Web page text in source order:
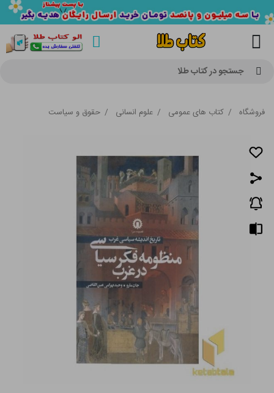
جستجو در کتاب طلا
فروشگاه / کتاب های عمومی / علوم انسانی / حقوق و سیاست